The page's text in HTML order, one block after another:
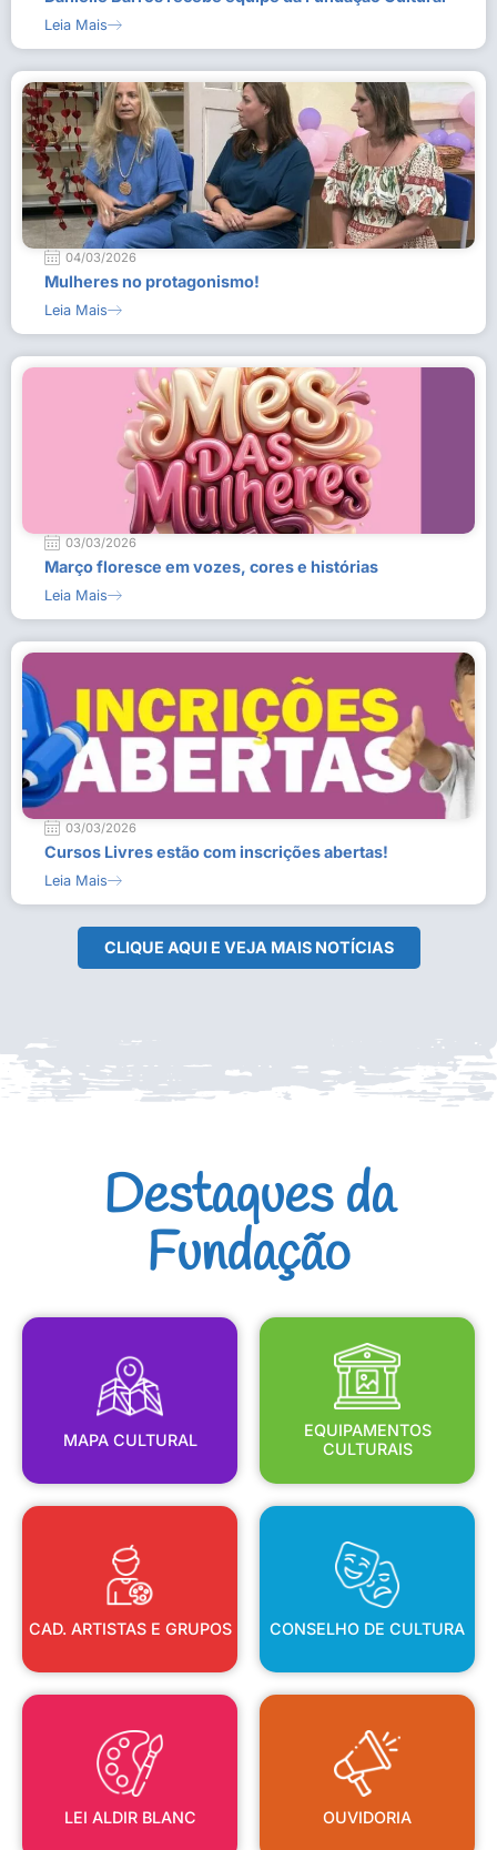
Leia Mais
04/03/2026
Mulheres no protagonismo!
Leia Mais
03/03/2026
Março floresce em vozes, cores e histórias
Leia Mais
03/03/2026
Cursos Livres estão com inscrições abertas!
Leia Mais
CLIQUE AQUI E VEJA MAIS NOTÍCIAS
Destaques da
Fundação
MAPA CULTURAL
MAPA CULTURAL
EQUIPAMENTOS
CULTURAIS
EQUIPAMENTOS
CULTURAIS
CAD. ARTISTAS E GRUPOS
CAD. ARTISTAS E GRUPOS
CONSELHO DE CULTURA
CONSELHO DE CULTURA
LEI ALDIR BLANC
LEI ALDIR BLANC
OUVIDORIA
OUVIDORIA